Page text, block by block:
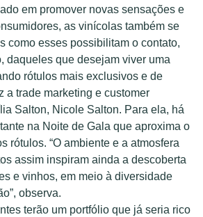
em promover novas sensações e
as vinícolas também se
como esses possibilitam o contato,
daqueles que desejam viver uma
rótulos mais exclusivos e de
a trade marketing e customer
Salton, Nicole Salton. Para ela, há
na Noite de Gala que aproxima o
rótulos. “O ambiente e a atmosfera
assim inspiram ainda a descoberta
e vinhos, em meio à diversidade
observa.
terão um portfólio que já seria rico